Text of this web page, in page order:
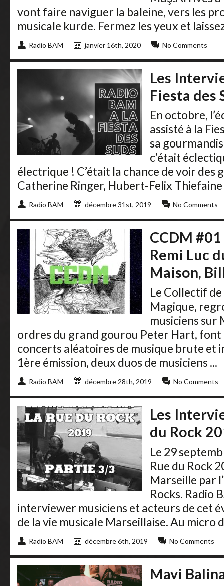
vont faire naviguer la baleine, vers les
musicale kurde. Fermez les yeux et
Radio BAM janvier 16th, 2020 No Comments
Les
Fiesta des
En octobre,
assisté à la
sa
c’était
électrique ! C’était la chance de voir des
Catherine Ringer, Hubert-Felix Thiefaine
Radio BAM décembre 31st, 2019 No Comments
CCDM
Remi Luc
Maison,
Le Collectif
Magique,
musiciens sur
ordres du grand gourou Peter Hart, font
concerts aléatoires de musique brute et
1ère émission, deux duos de musiciens ...
Radio BAM décembre 28th, 2019 No Comments
Les
du Rock
Le 29
Rue du Rock
Marseille par
Rocks. Radio
interviewer musiciens et acteurs de cet
de la vie musicale Marseillaise. Au
Radio BAM décembre 6th, 2019 No Comments
Mavi